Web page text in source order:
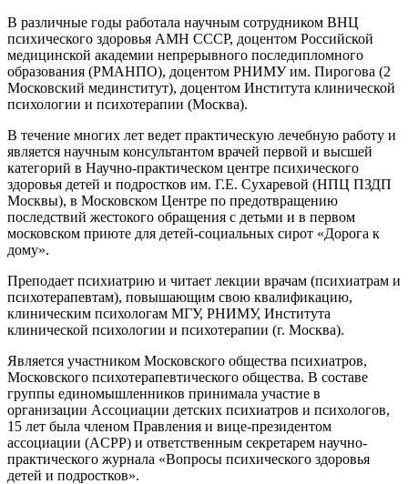
В различные годы работала научным сотрудником ВНЦ
психического здоровья АМН СССР, доцентом Российской
медицинской академии непрерывного последипломного
образования (РМАНПО), доцентом РНИМУ им. Пирогова (2
Московский мединститут), доцентом Института клинической
психологии и психотерапии (Москва).
В течение многих лет ведет практическую лечебную работу и
является научным консультантом врачей первой и высшей
категорий в Научно-практическом центре психического
здоровья детей и подростков им. Г.Е. Сухаревой (НПЦ ПЗДП
Москвы), в Московском Центре по предотвращению
последствий жестокого обращения с детьми и в первом
московском приюте для детей-социальных сирот «Дорога к
дому».
Преподает психиатрию и читает лекции врачам (психиатрам и
психотерапевтам), повышающим свою квалификацию,
клиническим психологам МГУ, РНИМУ, Института
клинической психологии и психотерапии (г. Москва).
Является участником Московского общества психиатров,
Московского психотерапевтического общества. В составе
группы единомышленников принимала участие в
организации Ассоциации детских психиатров и психологов,
15 лет была членом Правления и вице-президентом
ассоциации (ACPP) и ответственным секретарем научно-
практического журнала «Вопросы психического здоровья
детей и подростков».